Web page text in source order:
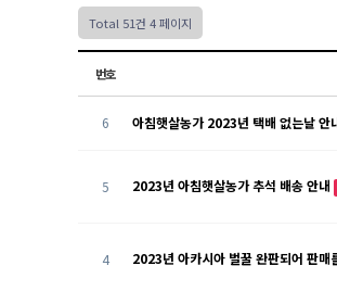
Total 51건 4 페이지
번호
6 아침햇살농가 2023년 택배 없는날 안
5 2023년 아침햇살농가 추석 배송 안내
4 2023년 아카시아 벌꿀 완판되어 판매